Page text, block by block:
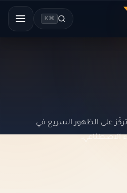
⌘K
على الظهور السريع في
الاصطناعي.